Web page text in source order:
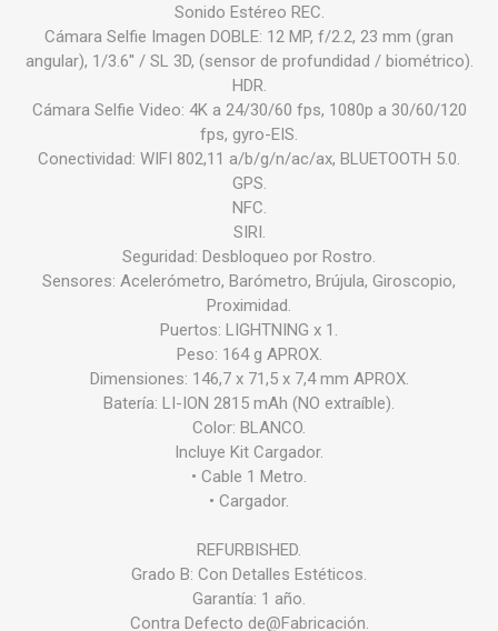
Sonido Estéreo REC.
Cámara Selfie Imagen DOBLE: 12 MP, f/2.2, 23 mm (gran
angular), 1/3.6'' / SL 3D, (sensor de profundidad / biométrico).
HDR.
Cámara Selfie Video: 4K a 24/30/60 fps, 1080p a 30/60/120
fps, gyro-EIS.
Conectividad: WIFI 802,11 a/b/g/n/ac/ax, BLUETOOTH 5.0.
GPS.
NFC.
SIRI.
Seguridad: Desbloqueo por Rostro.
Sensores: Acelerómetro, Barómetro, Brújula, Giroscopio,
Proximidad.
Puertos: LIGHTNING x 1.
Peso: 164 g APROX.
Dimensiones: 146,7 x 71,5 x 7,4 mm APROX.
Batería: LI-ION 2815 mAh (NO extraíble).
Color: BLANCO.
Incluye Kit Cargador.
• Cable 1 Metro.
• Cargador.
REFURBISHED.
Grado B: Con Detalles Estéticos.
Garantía: 1 año.
Contra Defecto de@Fabricación.